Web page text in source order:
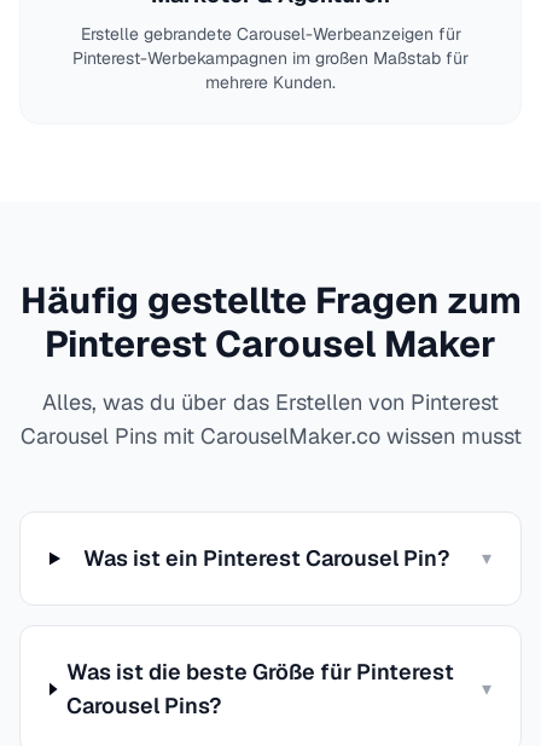
Erstelle gebrandete Carousel-Werbeanzeigen für
Pinterest-Werbekampagnen im großen Maßstab für
mehrere Kunden.
Häufig gestellte Fragen zum
Pinterest Carousel Maker
Alles, was du über das Erstellen von Pinterest
Carousel Pins mit CarouselMaker.co wissen musst
Was ist ein Pinterest Carousel Pin? ▾
Was ist die beste Größe für Pinterest
Carousel Pins?
▾